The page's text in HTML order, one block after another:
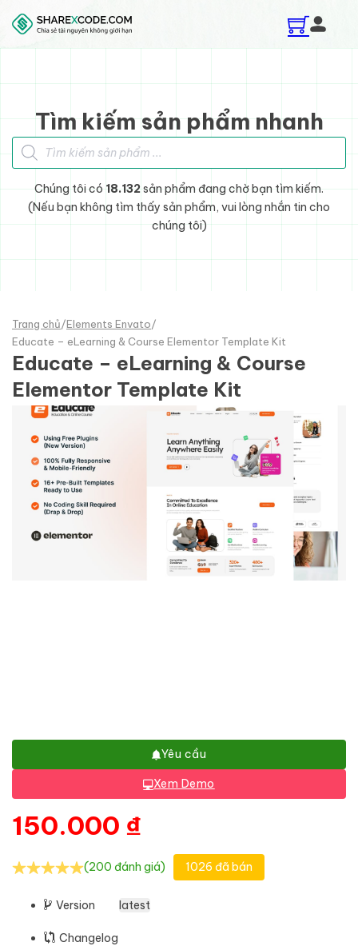
Skip to main content
Skip to footer
Tìm kiếm sản phẩm nhanh
Tìm kiếm sản phẩm
Chúng tôi có 18.132sản phẩm đang chờ bạn tìm kiếm.
(Nếu bạn không tìm thấy sản phẩm, vui lòng nhắn tin cho
chúng tôi)
Trang chủ/Elements Envato/
Educate – eLearning & Course Elementor Template Kit
Educate – eLearning & Course
Elementor Template Kit
Yêu cầu
Xem Demo
150.000 ₫
(200 đánh giá) 1026 đã bán
Version latest
Changelog